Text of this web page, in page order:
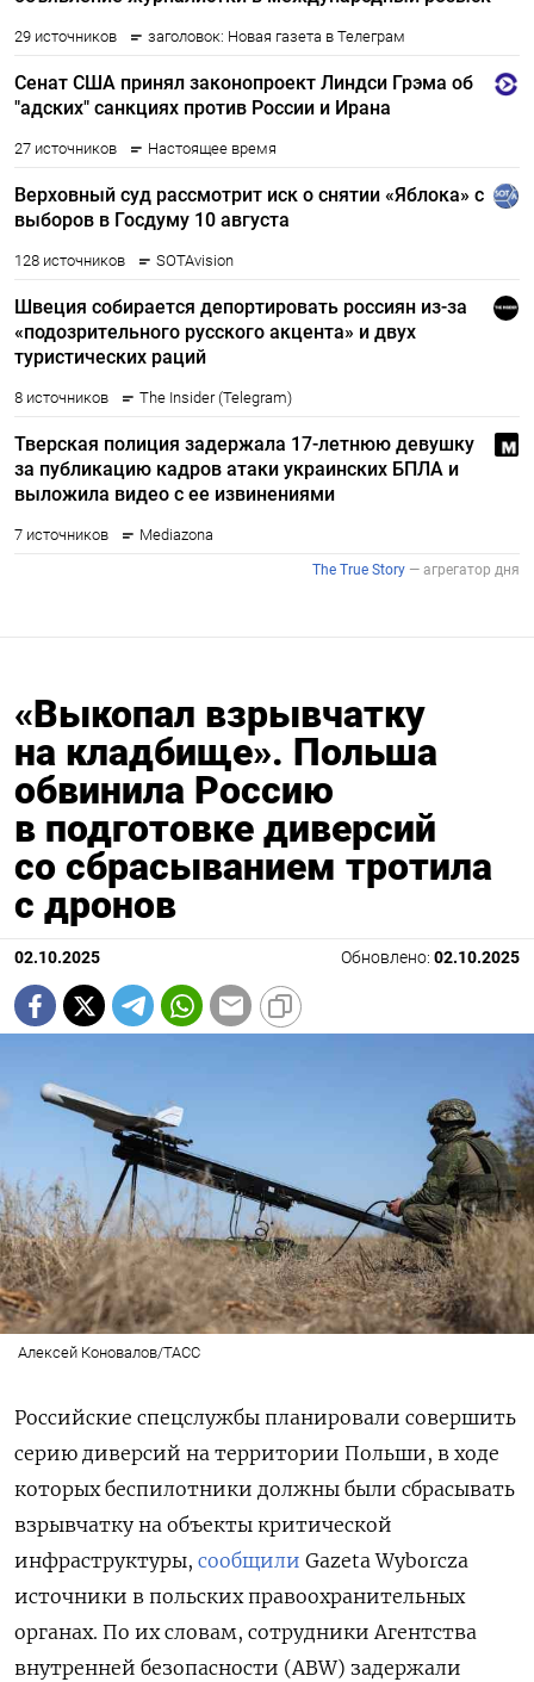
«Выкопал взрывчатку
на кладбище». Польша
обвинила Россию
в подготовке диверсий
со сбрасыванием тротила
с дронов
02.10.2025 Обновлено: 02.10.2025
Алексей Коновалов/ТАСС
Российские спецслужбы планировали совершить
серию диверсий на территории Польши, в ходе
которых беспилотники должны были сбрасывать
взрывчатку на объекты критической
инфраструктуры, сообщили Gazeta Wyborcza
источники в польских правоохранительных
органах. По их словам, сотрудники Агентства
внутренней безопасности (ABW) задержали